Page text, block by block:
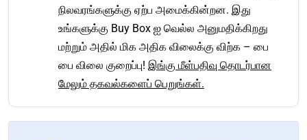
நிலவரங்களுக்கு ஏற்ப அமைக்கின்றன. இது
உங்களுக்கு Buy Box ஐ வெல்ல அனுமதிக்கிறது
மற்றும் அதில் மிக அதிக விலைக்கு விற்க – பை
பை விலை குறைப்பு! இங்கு மீள்பதிவு தொடர்பான
மேலும் தகவல்களைப் பெறுங்கள்.